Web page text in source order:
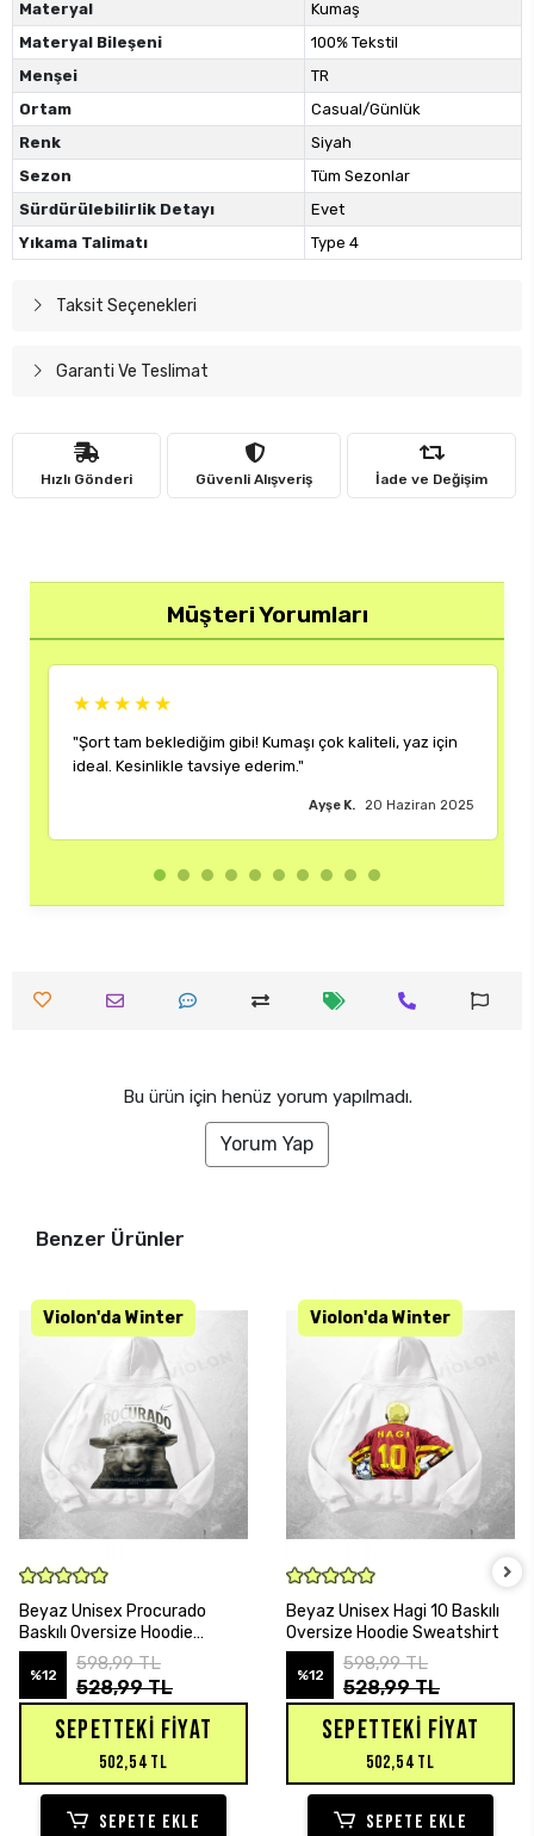
Materyal
Kumaş
Materyal Bileşeni
100% Tekstil
Menşei
TR
Ortam
Casual/Günlük
Renk
Siyah
Sezon
Tüm Sezonlar
Sürdürülebilirlik Detayı
Evet
Yıkama Talimatı
Type 4
Taksit Seçenekleri
Garanti Ve Teslimat
Hızlı Gönderi Güvenli Alışveriş İade ve Değişim
Müşteri Yorumları
gibi! Kumaşı çok kaliteli, yaz için
tavsiye ederim."
20 Haziran 2025
"Rengi ve kalıbı
Bu ürün için henüz yorum yapılmadı.
Yorum Yap
Benzer Ürünler
Beyaz Unisex Procurado
Baskılı Oversize Hoodie
Sweatshirt
%12
598,99 TL
528,99 TL
SEPETTEKI FIYAT
502,54 TL
SEPETE EKLE
Beyaz Unisex Hagi 10 Baskılı
Oversize Hoodie Sweatshirt
%12
598,99 TL
528,99 TL
SEPETTEKI FIYAT
502,54 TL
SEPETE EKLE